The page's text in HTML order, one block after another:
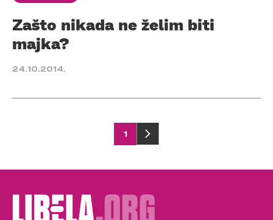
Zašto nikada ne želim biti
majka?
24.10.2014.
pagination
1